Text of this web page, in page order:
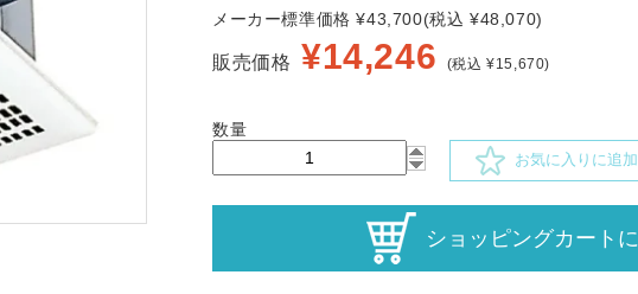
メーカー標準価格 ¥43,700(税込 ¥48,070)
販売価格 ¥14,246 (税込 ¥15,670)
数量
お気に入りに追加